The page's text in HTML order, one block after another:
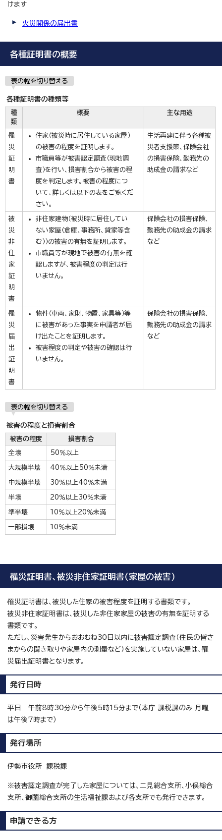
けます
火災関係の届出書
各種証明書の概要
表の幅を切り替える
各種証明書の種類等
種
類
概要 主な用途
罹
災
証
明
書
住家（被災時に居住している家屋）
の被害の程度を証明します。
市職員等が被害認定調査（現地調
査）を行い、損害割合から被害の程
度を判定します。被害の程度につ
いて、詳しくは以下の表をご覧くだ
さい。
生活再建に伴う各種被
災者支援策、保険会社
の損害保険、勤務先の
助成金の請求など
被
災
非
住
家
証
明
書
非住家建物（被災時に居住してい
ない家屋（倉庫、事務所、貸家等含
む））の被害の有無を証明します。
市職員等が現地で被害の有無を確
認しますが、被害程度の判定は行
いません。
保険会社の損害保険、
勤務先の助成金の請求
など
罹
災
届
出
証
明
書
物件（車両、家財、物置、家具等）等
に被害があった事実を申請者が届
け出たことを証明します。
被害程度の判定や被害の確認は行
いません。
保険会社の損害保険、
勤務先の助成金の請求
など
表の幅を切り替える
被害の程度と損害割合
被害の程度 損害割合
全壊 50％以上
大規模半壊 40％以上50％未満
中規模半壊 30％以上40％未満
半壊 20％以上30％未満
準半壊 10％以上20％未満
一部損壊 10％未満
罹災証明書、被災非住家証明書（家屋の被害）
罹災証明書は、被災した住家の被害程度を証明する書類です。
被災非住家証明書は、被災した非住家家屋の被害の有無を証明する
書類です。
ただし、災害発生からおおむね30日以内に被害認定調査（住民の皆さ
まからの聞き取りや家屋内の測量など）を実施していない家屋は、罹
災届出証明書となります。
発行日時
平日 午前8時30分から午後5時15分まで（本庁 課税課のみ 月曜
は午後7時まで）
発行場所
伊勢市役所 課税課
※被害認定調査が完了した家屋については、二見総合支所、小俣総合
支所、御薗総合支所の生活福祉課および各支所でも発行できます。
申請できる方